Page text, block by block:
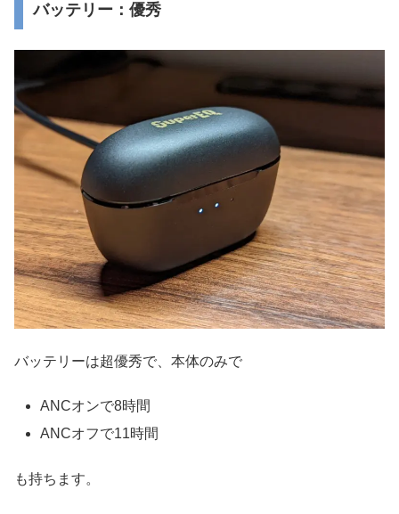
バッテリー：優秀
バッテリーは超優秀で、本体のみで
ANCオンで8時間
ANCオフで11時間
も持ちます。